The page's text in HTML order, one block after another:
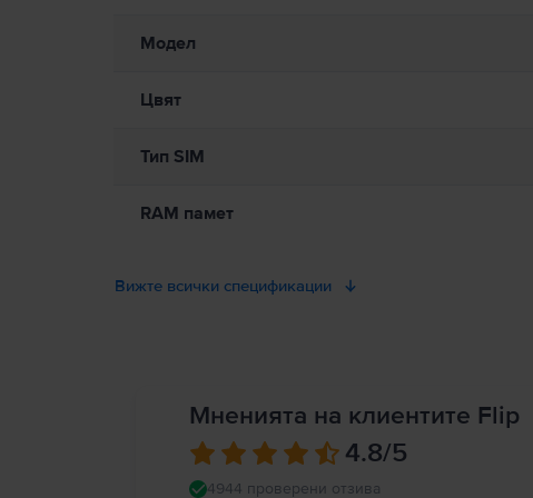
Модел
Цвят
Тип SIM
RAM памет
Вижте всички спецификации
Мненията на клиентите Flip
4.8/5
4944 проверени отзива